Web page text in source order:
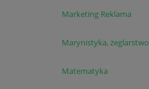
Marketing Reklama
Marynistyka, żeglarstwo
Matematyka